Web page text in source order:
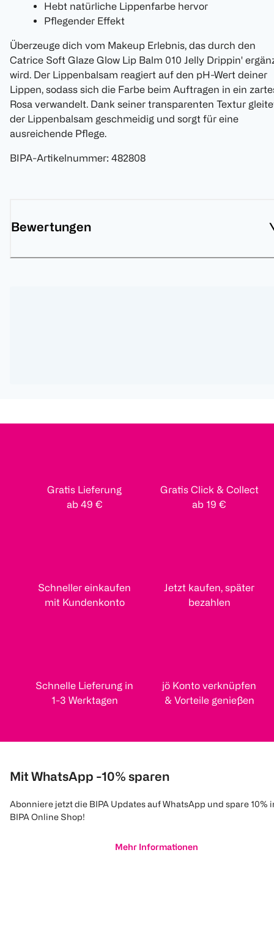
Hebt natürliche Lippenfarbe hervor
Pflegender Effekt
Überzeuge dich vom Makeup Erlebnis, das durch den
Catrice Soft Glaze Glow Lip Balm 010 Jelly Drippin'
wird. Der Lippenbalsam reagiert auf den pH-Wert deiner
Lippen, sodass sich die Farbe beim Auftragen in ein
Rosa verwandelt. Dank seiner transparenten Textur
der Lippenbalsam geschmeidig und sorgt für eine
ausreichende Pflege.
BIPA-Artikelnummer: 482808
Bewertungen
Gratis Lieferung
ab 49 €
Gratis Click & Collect
ab 19 €
Schneller einkaufen
mit Kundenkonto
Jetzt kaufen, später
bezahlen
Schnelle Lieferung in
1-3 Werktagen
jö Konto verknüpfen
& Vorteile genießen
Mit WhatsApp -10% sparen
Abonniere jetzt die BIPA Updates auf WhatsApp und spare 10%
BIPA Online Shop!
Mehr Informationen